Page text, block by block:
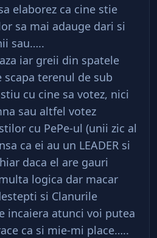
elaborez ca cine stie
sa mai adauge dari si
sau…..
iar greii din spatele
terenul de sub
cu cine sa votez, nici
sau altfel votez
cu PePe-ul (unii zic al
ca ei au un LEADER si
daca el are gauri
logica dar macar
si Clanurile
incaiera atunci voi putea
ca si mie-mi place…..